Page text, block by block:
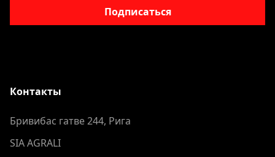
Подписаться
Контакты
Бривибас гатве 244, Рига
SIA AGRALI